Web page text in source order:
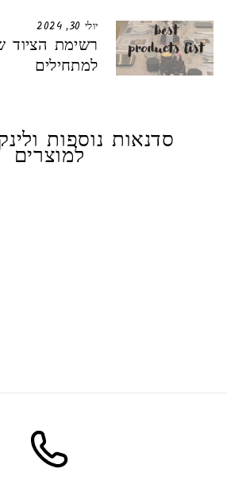
יולי 30, 2024
רשימת הציוד
למתחילים
סדנאות נוספותלמוצרים